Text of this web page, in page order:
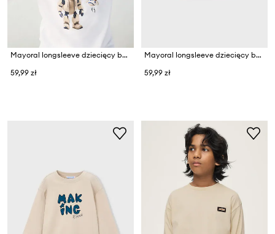
Mayoral longsleeve dziecięcy bawełniany
59,99 zł
Mayoral longsleeve dziecięcy bawełniany
59,99 zł